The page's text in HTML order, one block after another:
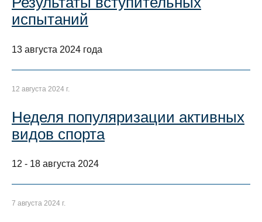
испытаний
13 августа 2024 года
12 августа 2024 г.
Неделя популяризации активных
видов спорта
12 - 18 августа 2024
7 августа 2024 г.